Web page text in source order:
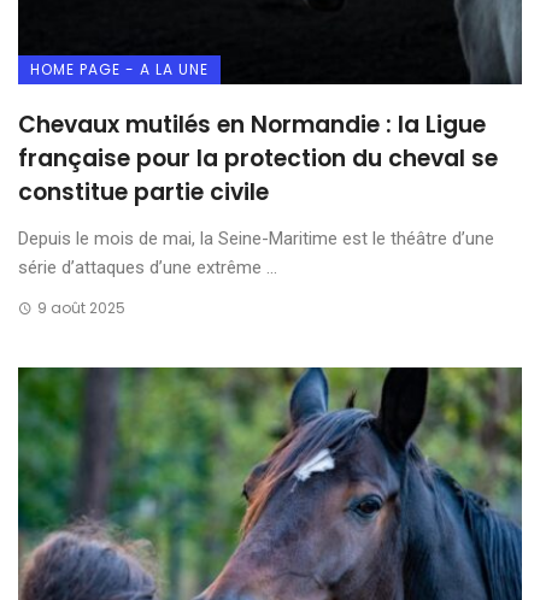
HOME PAGE - A LA UNE
Chevaux mutilés en Normandie : la Ligue
française pour la protection du cheval se
constitue partie civile
Depuis le mois de mai, la Seine-Maritime est le théâtre d’une
série d’attaques d’une extrême ...
9 août 2025